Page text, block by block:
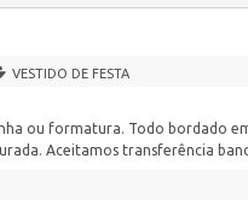
VESTIDO DE FESTA
ou formatura. Todo bordado
Aceitamos transferência